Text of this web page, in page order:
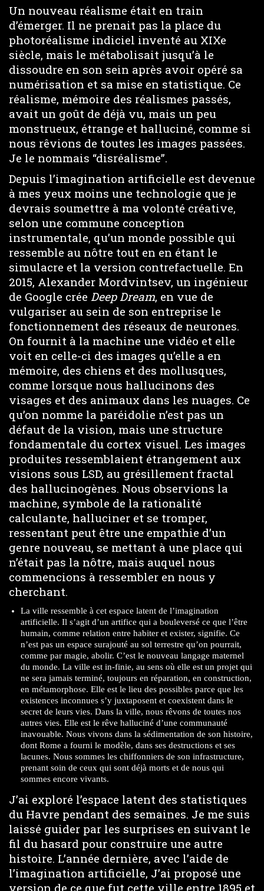
Un nouveau réalisme était en train
d’émerger. Il ne prenait pas la place du
photoréalisme indiciel inventé au XIXe
siècle, mais le métabolisait jusqu’à le
dissoudre en son sein après avoir opéré sa
numérisation et sa mise en statistique. Ce
réalisme, mémoire des réalismes passés,
avait un goût de déjà vu, mais un peu
monstrueux, étrange et halluciné, comme si
nous rêvions de toutes les images passées.
Je le nommais “disréalisme”.
Depuis l’imagination artificielle est devenue
à mes yeux moins une technologie que je
devrais soumettre à ma volonté créative,
selon une commune conception
instrumentale, qu’un monde possible qui
ressemble au nôtre tout en en étant le
simulacre et la version contrefactuelle. En
2015, Alexander Mordvintsev, un ingénieur
de Google crée Deep Dream, en vue de
vulgariser au sein de son entreprise le
fonctionnement des réseaux de neurones.
On fournit à la machine une vidéo et elle
voit en celle-ci des images qu’elle a en
mémoire, des chiens et des mollusques,
comme lorsque nous hallucinons des
visages et des animaux dans les nuages. Ce
qu’on nomme la paréidolie n’est pas un
défaut de la vision, mais une structure
fondamentale du cortex visuel. Les images
produites ressemblaient étrangement aux
visions sous LSD, au grésillement fractal
des hallucinogènes. Nous observions la
machine, symbole de la rationalité
calculante, halluciner et se tromper,
ressentant peut être une empathie d’un
genre nouveau, se mettant à une place qui
n’était pas la nôtre, mais auquel nous
commencions à ressembler en nous y
cherchant.
La ville ressemble à cet espace latent de l’imagination
artificielle. Il s’agit d’un artifice qui a bouleversé ce que l’être
humain, comme relation entre habiter et exister, signifie. Ce
n’est pas un espace surajouté au sol terrestre qu’on pourrait,
comme par magie, abolir. C’est le nouveau langage maternel
du monde. La ville est in-finie, au sens où elle est un projet qui
ne sera jamais terminé, toujours en réparation, en construction,
en métamorphose. Elle est le lieu des possibles parce que les
existences inconnues s’y juxtaposent et coexistent dans le
secret de leurs vies. Dans la ville, nous rêvons de toutes nos
autres vies. Elle est le rêve halluciné d’une communauté
inavouable. Nous vivons dans la sédimentation de son histoire,
dont Rome a fourni le modèle, dans ses destructions et ses
lacunes. Nous sommes les chiffonniers de son infrastructure,
prenant soin de ceux qui sont déjà morts et de nous qui
sommes encore vivants.
J’ai exploré l’espace latent des statistiques
du Havre pendant des semaines. Je me suis
laissé guider par les surprises en suivant le
fil du hasard pour construire une autre
histoire. L’année dernière, avec l’aide de
l’imagination artificielle, J’ai proposé une
version de ce que fut cette ville entre 1895 et